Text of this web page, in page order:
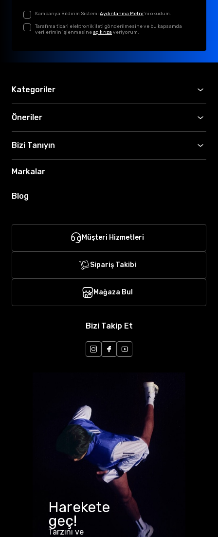
Kampanya Bildirim Sistemi Aydınlanma Metni'ni okudum.
Tarafıma ticari elektronik ileti gönderilmesine ve bu kapsamda
verilerimin işlenmesineaçık rıza veriyorum.
Kategoriler
Öneriler
Bizi Tanıyın
Markalar
Blog
Müşteri Hizmetleri
Sipariş Takibi
Mağaza Bul
Bizi Takip Et
Harekete
geç!
Tarzını ve